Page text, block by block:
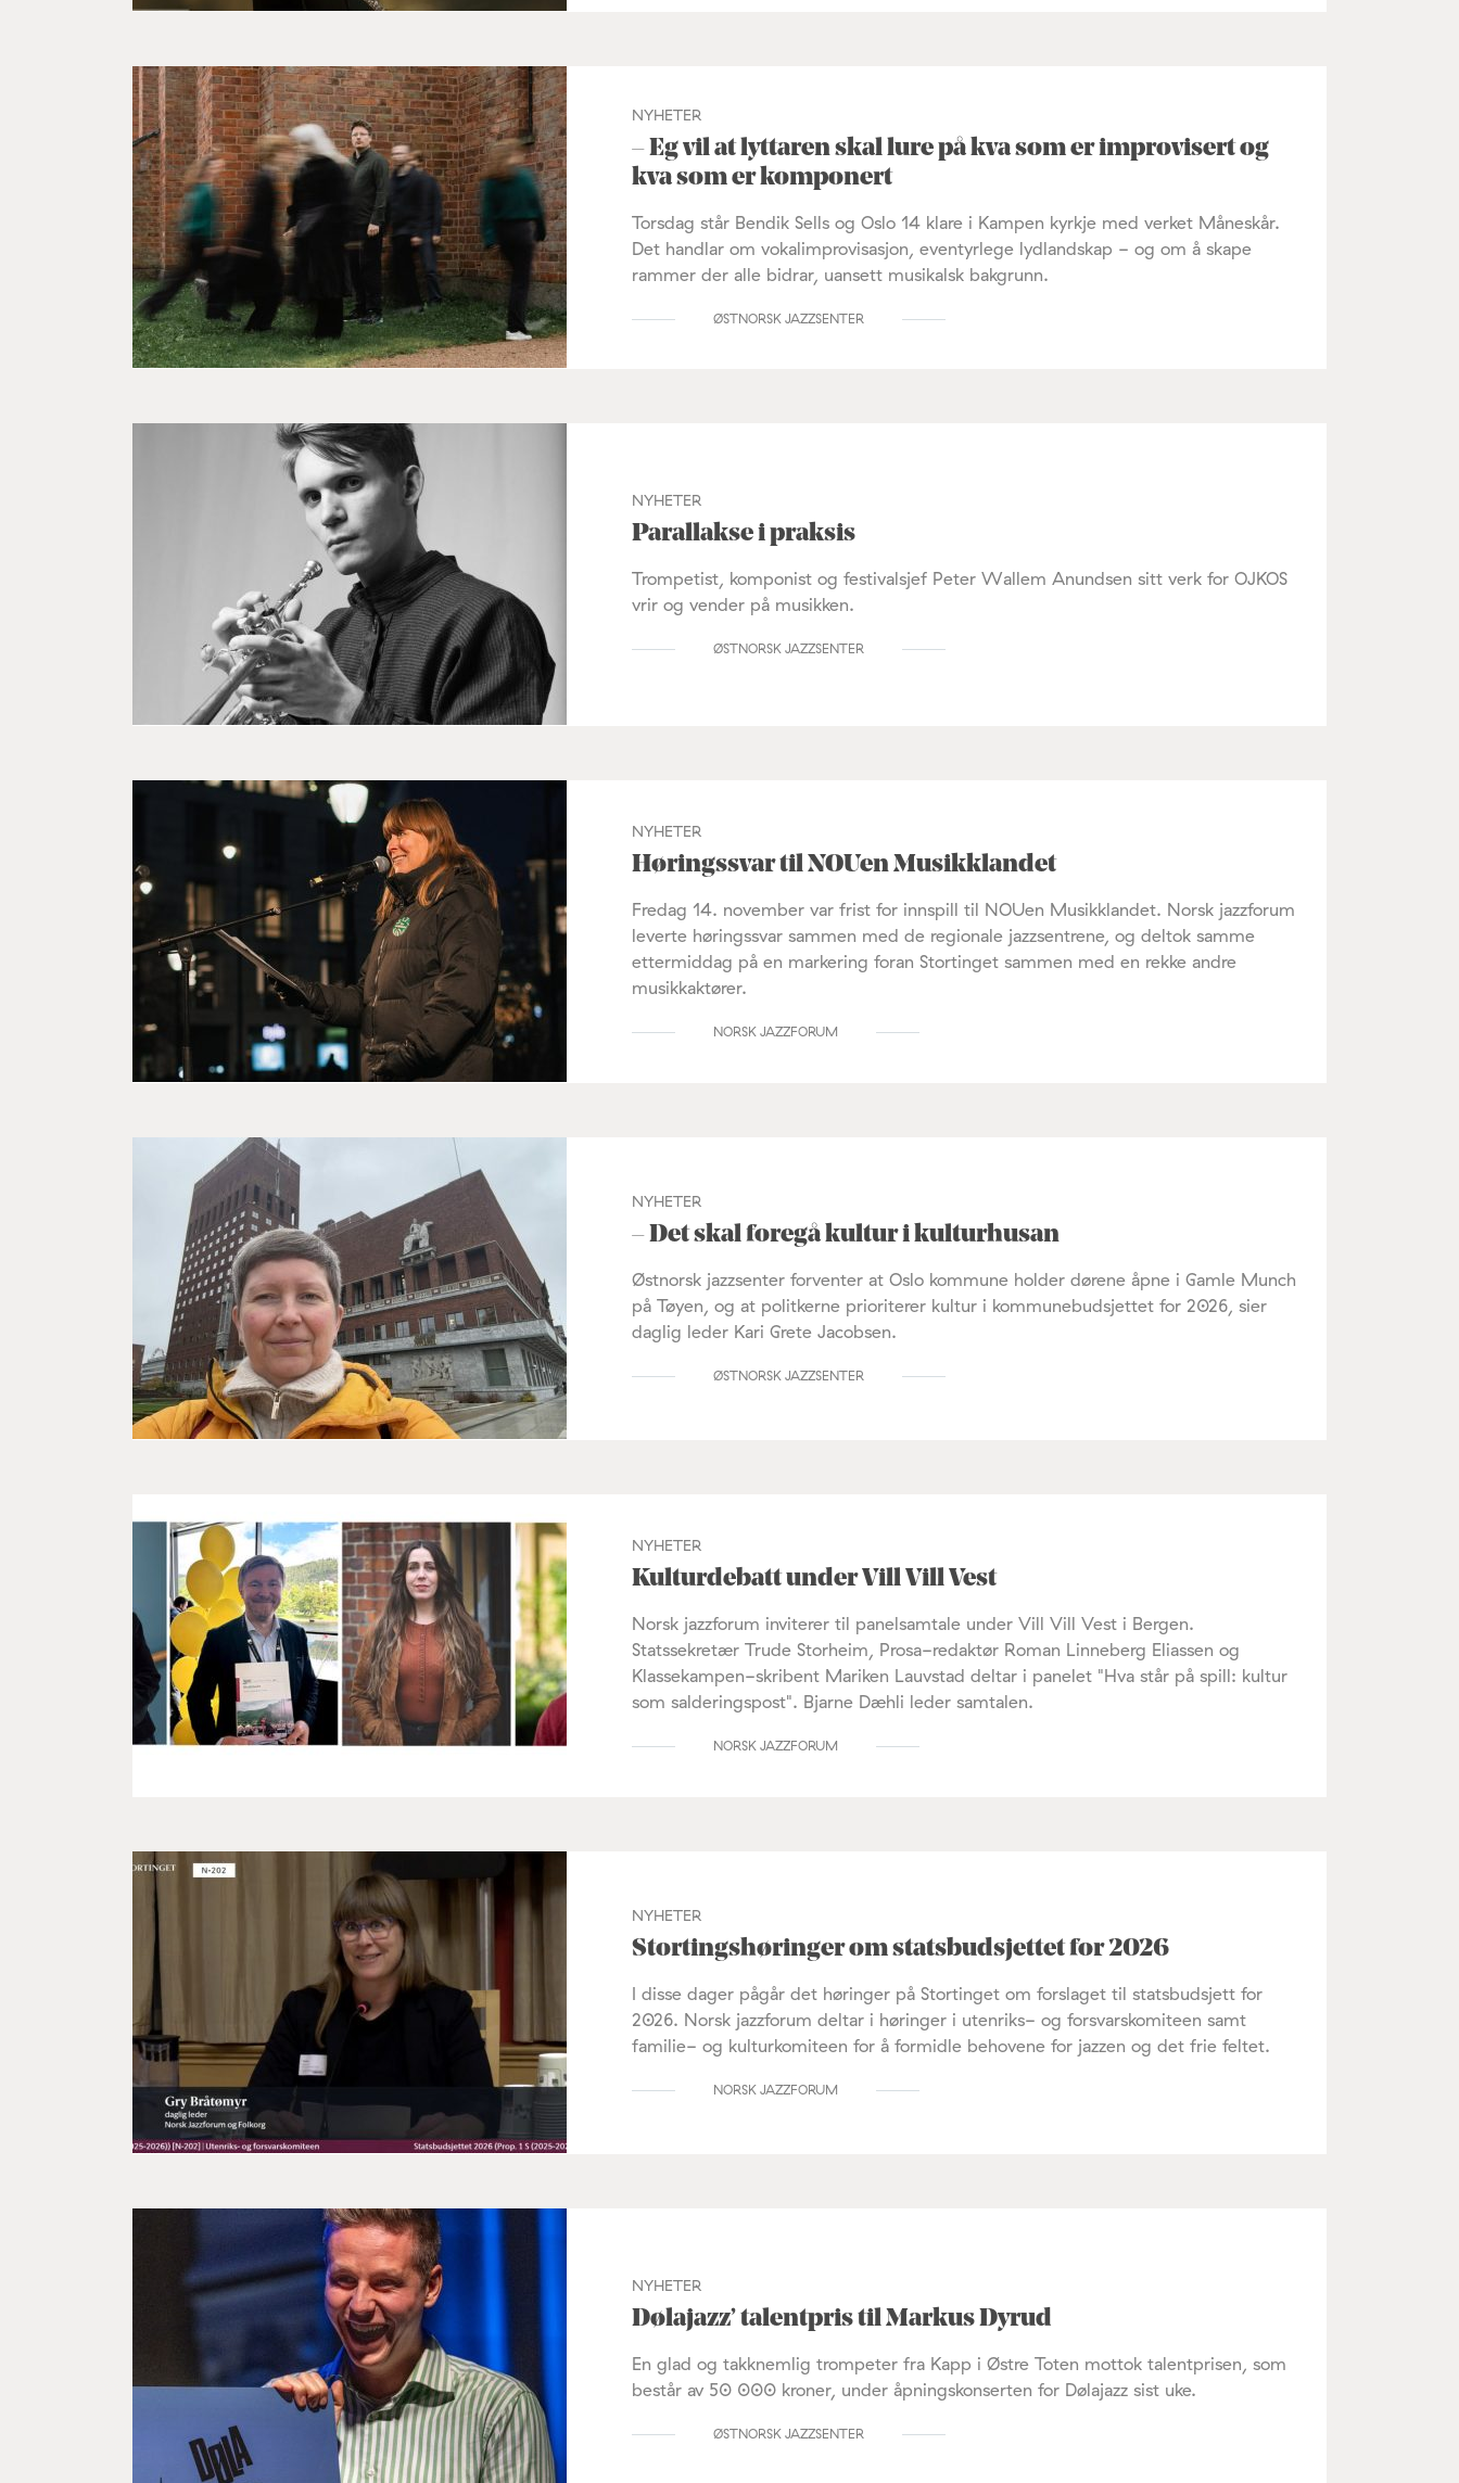
NYHETER
– Eg vil at lyttaren skal lure på kva som er improvisert og
kva som er komponert
Torsdag står Bendik Sells og Oslo 14 klare i Kampen kyrkje med verket Måneskår.
Det handlar om vokalimprovisasjon, eventyrlege lydlandskap - og om å skape
rammer der alle bidrar, uansett musikalsk bakgrunn.
ØSTNORSK JAZZSENTER
NYHETER
Parallakse i praksis
Trompetist, komponist og festivalsjef Peter Wallem Anundsen sitt verk for OJKOS
vrir og vender på musikken.
ØSTNORSK JAZZSENTER
NYHETER
Høringssvar til NOUen Musikklandet
Fredag 14. november var frist for innspill til NOUen Musikklandet. Norsk jazzforum
leverte høringssvar sammen med de regionale jazzsentrene, og deltok samme
ettermiddag på en markering foran Stortinget sammen med en rekke andre
musikkaktører.
NORSK JAZZFORUM
NYHETER
– Det skal foregå kultur i kulturhusan
Østnorsk jazzsenter forventer at Oslo kommune holder dørene åpne i Gamle Munch
på Tøyen, og at politkerne prioriterer kultur i kommunebudsjettet for 2026, sier
daglig leder Kari Grete Jacobsen.
ØSTNORSK JAZZSENTER
NYHETER
Kulturdebatt under Vill Vill Vest
Norsk jazzforum inviterer til panelsamtale under Vill Vill Vest i Bergen.
Statssekretær Trude Storheim, Prosa-redaktør Roman Linneberg Eliassen og
Klassekampen-skribent Mariken Lauvstad deltar i panelet "Hva står på spill: kultur
som salderingspost". Bjarne Dæhli leder samtalen.
NORSK JAZZFORUM
NYHETER
Stortingshøringer om statsbudsjettet for 2026
I disse dager pågår det høringer på Stortinget om forslaget til statsbudsjett for
2026. Norsk jazzforum deltar i høringer i utenriks- og forsvarskomiteen samt
familie- og kulturkomiteen for å formidle behovene for jazzen og det frie feltet.
NORSK JAZZFORUM
NYHETER
Dølajazz’ talentpris til Markus Dyrud
En glad og takknemlig trompeter fra Kapp i Østre Toten mottok talentprisen, som
består av 50 000 kroner, under åpningskonserten for Dølajazz sist uke.
ØSTNORSK JAZZSENTER